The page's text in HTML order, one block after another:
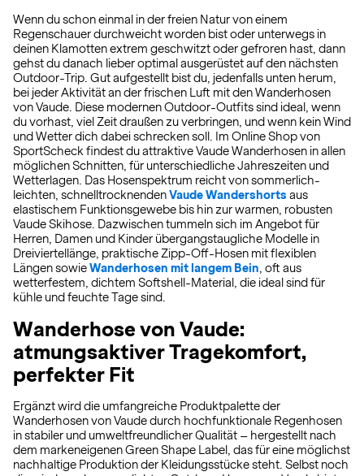
Wenn du schon einmal in der freien Natur von einem
Regenschauer durchweicht worden bist oder unterwegs in
deinen Klamotten extrem geschwitzt oder gefroren hast, dann
gehst du danach lieber optimal ausgerüstet auf den nächsten
Outdoor-Trip. Gut aufgestellt bist du, jedenfalls unten herum,
bei jeder Aktivität an der frischen Luft mit den Wanderhosen
von Vaude. Diese modernen Outdoor-Outfits sind ideal, wenn
du vorhast, viel Zeit draußen zu verbringen, und wenn kein Wind
und Wetter dich dabei schrecken soll. Im Online Shop von
SportScheck findest du attraktive Vaude Wanderhosen in allen
möglichen Schnitten, für unterschiedliche Jahreszeiten und
Wetterlagen. Das Hosenspektrum reicht von sommerlich-
leichten, schnelltrocknendenVaude Wandershorts aus
elastischem Funktionsgewebe bis hin zur warmen, robusten
Vaude Skihose. Dazwischen tummeln sich im Angebot für
Herren, Damen und Kinder übergangstaugliche Modelle in
Dreiviertellänge, praktische Zipp-Off-Hosen mit flexiblen
Längen sowieWanderhosen mit langem Bein , oft aus
wetterfestem, dichtem Softshell-Material, die ideal sind für
kühle und feuchte Tage sind.
Wanderhose von Vaude:
atmungsaktiver Tragekomfort,
perfekter Fit
Ergänzt wird die umfangreiche Produktpalette der
Wanderhosen von Vaude durch hochfunktionale Regenhosen
in stabiler und umweltfreundlicher Qualität – hergestellt nach
dem markeneigenen Green Shape Label, das für eine möglichst
nachhaltige Produktion der Kleidungsstücke steht. Selbst noch